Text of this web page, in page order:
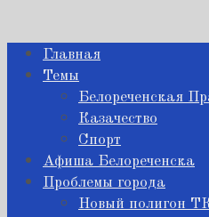
Главная
Темы
Белореченская
Казачество
Спорт
Афиша Белореченска
Проблемы города
Новый полигон